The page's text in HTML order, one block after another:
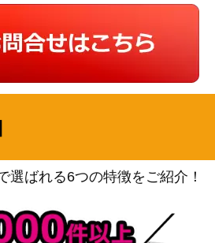
ばれる6つの特徴をご紹介！